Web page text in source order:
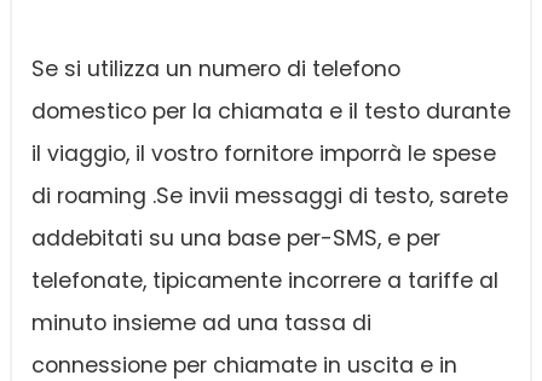
Se si utilizza un numero di telefono
domestico per la chiamata e il testo durante
il viaggio, il vostro fornitore imporrà le spese
di roaming .Se invii messaggi di testo, sarete
addebitati su una base per-SMS, e per
telefonate, tipicamente incorrere a tariffe al
minuto insieme ad una tassa di
connessione per chiamate in uscita e in